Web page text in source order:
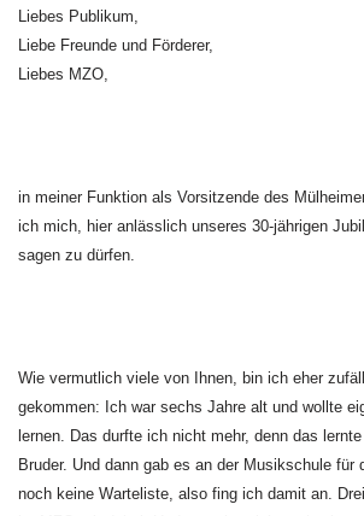
Liebes Publikum,
Liebe Freunde und Förderer,
Liebes MZO,
in meiner Funktion als Vorsitzende des
ich mich, hier anlässlich unseres 30-jährigen
sagen zu dürfen.
Wie vermutlich viele von Ihnen, bin ich eher
gekommen: Ich war sechs Jahre alt und wollte
lernen. Das durfte ich nicht mehr, denn das
Bruder. Und dann gab es an der Musikschule für
noch keine Warteliste, also fing ich damit an.